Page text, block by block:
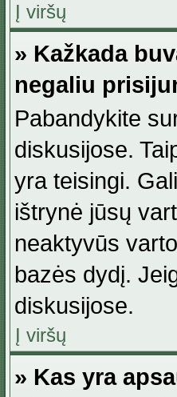
Į viršų
» Kažkada
negaliu
Pabandykite
diskusijose.
yra teisingi.
ištrynė jūsų
neaktyvūs
bazės dydį.
diskusijose.
Į viršų
» Kas yra